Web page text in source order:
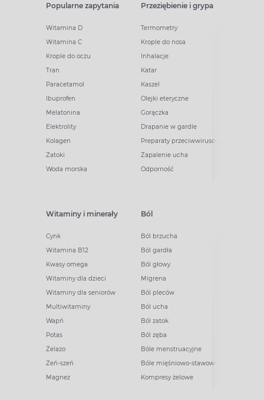
Popularne zapytania
Witamina D
Witamina C
Krople do oczu
Tran
Paracetamol
Ibuprofen
Melatonina
Elektrolity
Kolagen
Zatoki
Woda morska
Przeziębienie i grypa
Termometry
Krople do nosa
Inhalacje
Katar
Kaszel
Olejki eteryczne
Gorączka
Drapanie w gardle
Preparaty przeciwwirusowe
Zapalenie ucha
Odporność
Witaminy i minerały
Cynk
Witamina B12
Kwasy omega
Witaminy dla dzieci
Witaminy dla seniorów
Multiwitaminy
Wapń
Potas
Żelazo
Żeń-szeń
Magnez
Ból
Ból brzucha
Ból gardła
Ból głowy
Migrena
Ból pleców
Ból ucha
Ból zatok
Ból zęba
Bóle menstruacyjne
Bóle mięśniowo-stawowe
Kompresy żelowe